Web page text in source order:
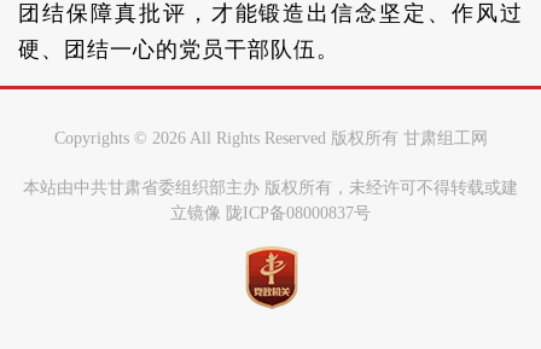
团结保障真批评，才能锻造出信念坚定、作风过
硬、团结一心的党员干部队伍。
Copyrights © 2026 All Rights Reserved 版权所有 甘肃组工网
本站由中共甘肃省委组织部主办 版权所有，未经许可不得转载或建
立镜像 陇ICP备08000837号